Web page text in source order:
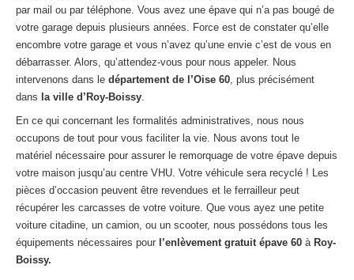
par mail ou par téléphone. Vous avez une épave qui n’a pas bougé de
votre garage depuis plusieurs années. Force est de constater qu’elle
encombre votre garage et vous n’avez qu’une envie c’est de vous en
débarrasser. Alors, qu’attendez-vous pour nous appeler. Nous
intervenons dans le département de l’Oise 60, plus précisément
dans la ville d’Roy-Boissy.
En ce qui concernant les formalités administratives, nous nous
occupons de tout pour vous faciliter la vie. Nous avons tout le
matériel nécessaire pour assurer le remorquage de votre épave depuis
votre maison jusqu’au centre VHU. Votre véhicule sera recyclé ! Les
pièces d’occasion peuvent être revendues et le ferrailleur peut
récupérer les carcasses de votre voiture. Que vous ayez une petite
voiture citadine, un camion, ou un scooter, nous possédons tous les
équipements nécessaires pour l’enlèvement gratuit épave 60 à Roy-
Boissy.